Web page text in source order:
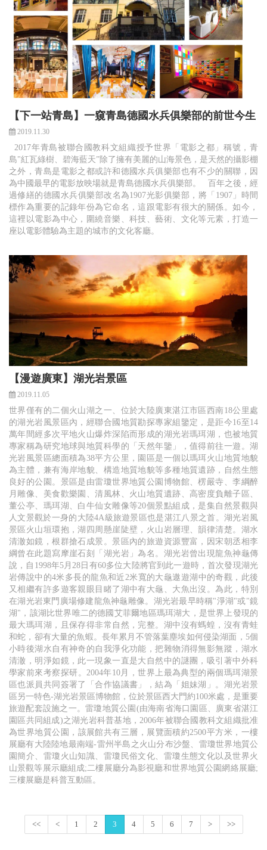
【下一站青島】一窺青島德國水兵俱樂部的前世今生
2019.11.30
2017年青島被聯合國教科文組織授予世界「電影之都」稱號，青
島"紅瓦綠樹、碧海藍天”除了擁有美麗的山海景色，是天然的攝影棚
之外，青島是電影之都或許和德國水兵俱樂部也有不少的關聯，因
為中國最早的電影放映場就是青島德國水兵俱樂部。 百年之後，經
過修繕的德國水兵俱樂部改名為1907光影俱樂部，將「1907」時間
標作為重要的記錄年份為它命名，這跟電影有很大的關係。如今，
這裡以電影為中心，圍繞音樂、科技、藝術、文化等元素，打造一
座以電影體驗為主題的城市的文化客廳。
【漫遊廣東】湖光岩景區
2019.11.05
世界僅有的二個火山湖之一、位於大陸廣東湛江市區西南18公里處
的湖光岩風景區內，經聯合國地質勘探專家組鑒定，是距今16至14
萬年間經多次平地火山爆炸深陷而形成的湖光岩瑪珥湖，也被地質
專家稱為研究地球與地質科學的「天然年鑒」，值得前往一遊。湖
光岩風景區總面積為38平方公里，園區是一個以瑪珥火山地質地貌
為主體，兼有海岸地貌、構造地質地貌等多種地質遺跡，自然生態
良好的公園。景區是由雷瓊世界地質公園博物館、楞嚴寺、李綱醉
月雕像、美食歡樂園、清風林、火山地質遺跡、高密度負離子區、
董公亭、瑪珥湖、白牛仙女雕像等20個景點組成，是集自然景觀與
人文景觀於一身的大陸4A級旅遊景區也是湛江八景之首。湖光岩風
景區火山垣環抱，湖四周懸崖陡壁，火山岩層理、韻律清楚。湖水
清澈如鏡，根群搶石成景。景區內的旅遊資源豐富，因宋朝丞相李
綱曾在此題寫摩崖石刻「湖光岩」為名。湖光岩曾出現龍魚神龜傳
說，自1998年5月28日有60多位大陸將官到此一遊時，首次發現湖光
岩傳說中的4米多長的龍魚和近2米寬的大龜遨遊湖中的奇觀，此後
又相繼有許多遊客親眼目睹了湖中有大龜、大魚出沒。為此，特別
在湖光岩東門廣場修建龍魚神龜雕像。湖光岩最早時稱"淨湖"或"鏡
湖"，該湖比世界唯二的德國艾菲爾地區瑪珥湖大，是世界上發現的
最大瑪珥湖，且保存得非常自然，完整。湖中沒有螞蝗，沒有青蛙
和蛇，卻有大量的魚蝦。長年累月不管落葉塵埃如何侵染湖面，5個
小時後湖水自有神奇的自我淨化功能，把雜物消得無影無蹤，湖水
清澈，明淨如鏡，此一現象一直是大自然中的謎團，吸引著中外科
學家前來考察探研。2004年10月，世界上最為典型的兩個瑪珥湖景
區也派員共同簽署了「合作協議書」，結為「姐妹湖」。湖光岩景
區另一特色-湖光岩景區博物館，位於景區西大門約100米處，是重要
旅遊配套設施之一。雷瓊地質公園(由海南省海口園區、廣東省湛江
園區共同組成)之湖光岩科普基地，2006年被聯合國教科文組織批准
為世界地質公園，該展館共有三層，展覽面積約2500平方米，一樓
展廳有大陸陸地最南端-雷州半島之火山分布沙盤、雷瓊世界地質公
園簡介、雷瓊火山知識、雷瓊民俗文化、雷瓊生態文化以及世界火
山景觀等展示廳組成;二樓展廳分為影視廳和世界地質公園網絡展廳;
三樓展廳是科普互動區。
<< < 1 2 3 4 5 6 7 > >>